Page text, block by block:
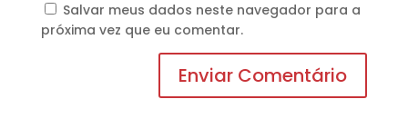
Salvar meus dados neste navegador para a
próxima vez que eu comentar.